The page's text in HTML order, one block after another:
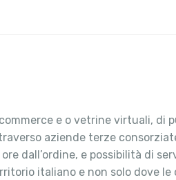
e o vetrine virtuali, di
aziende terze
dall’ordine, e possibilità di
italiano e non solo dove le